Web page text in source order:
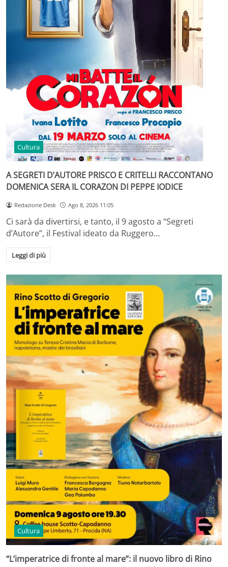
Cultura
A SEGRETI D’AUTORE PRISCO E CRITELLI RACCONTANO
DOMENICA SERA IL CORAZON DI PEPPE IODICE
Redazione Desk Ago 8, 2026 11:05
Ci sarà da divertirsi, e tanto, il 9 agosto a “Segreti
d’Autore”, il Festival ideato da Ruggero…
Leggi di più
Cultura
“L’imperatrice di fronte al mare”: il nuovo libro di Rino